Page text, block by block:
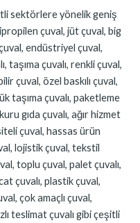
sektörlere yönelik geniş
çuval, jüt çuval, big
endüstriyel çuval,
taşıma çuvalı, renkli çuval,
çuval, özel baskılı çuval,
taşıma çuvalı, paketleme
gıda çuvalı, ağır hizmet
çuval, hassas ürün
lojistik çuval, tekstil
toplu çuval, palet çuvalı,
çuvalı, plastik çuval,
çok amaçlı çuval,
teslimat çuvalı gibi çeşitli